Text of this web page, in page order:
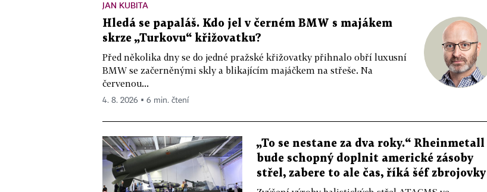
JAN KUBITA
Hledá se papaláš. Kdo jel v černém BMW s majákem
skrze „Turkovu“ křižovatku?
Před několika dny se do jedné pražské křižovatky přihnalo obří luxusní
BMW se začerněnými skly a blikajícím majáčkem na střeše. Na
červenou...
4. 8. 2026 ▪ 6 min. čtení
„To se nestane za dva roky.“ Rheinmetall
bude schopný doplnit americké zásoby
střel, zabere to ale čas, říká šéf zbrojovky